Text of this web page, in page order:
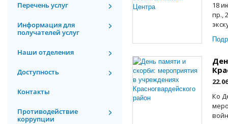
Перечень услуг
Информация для
получателей услуг
Наши отделения
Доступность
Контакты
Противодействие
коррупции
18
пр.,
Ко